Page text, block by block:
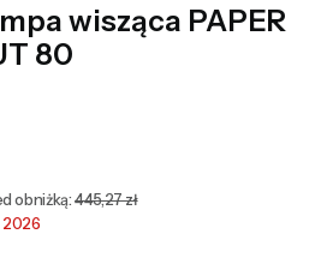
wisząca PAPER
80
obniżką: 445,27 zł
2026